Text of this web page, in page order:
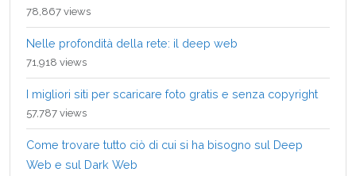
78,867 views
Nelle profondità della rete: il deep web
71,918 views
I migliori siti per scaricare foto gratis e senza copyright
57,787 views
Come trovare tutto ciò di cui si ha bisogno sul Deep
Web e sul Dark Web